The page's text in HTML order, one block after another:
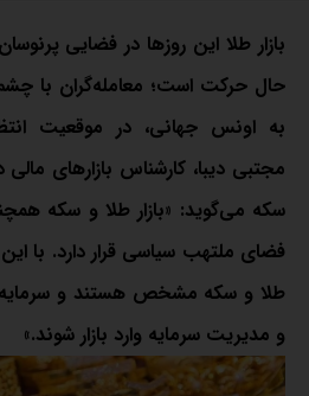
بازار طلا این روزها در فضایی
حال حرکت است؛ معامله‌گران با
به اونس جهانی، در موقعیت
مجتبی دیبا، کارشناس بازارهای مالی
سکه می‌گوید: «بازار طلا و سکه
فضای ملتهب سیاسی قرار دارد. با
طلا و سکه مشخص هستند و
و مدیریت سرمایه وارد بازار شوند.»